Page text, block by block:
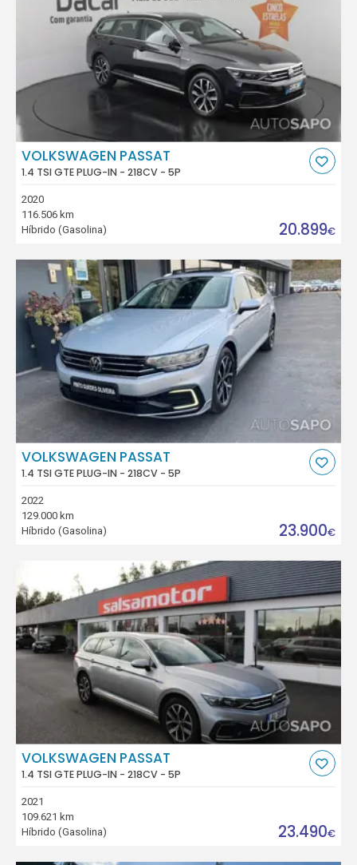
VOLKSWAGEN PASSAT
1.4 TSI GTE PLUG-IN - 218CV - 5P
2020
116.506 km
Híbrido (Gasolina)
20.899€
VOLKSWAGEN PASSAT
1.4 TSI GTE PLUG-IN - 218CV - 5P
2022
129.000 km
Híbrido (Gasolina)
23.900€
VOLKSWAGEN PASSAT
1.4 TSI GTE PLUG-IN - 218CV - 5P
2021
109.621 km
Híbrido (Gasolina)
23.490€